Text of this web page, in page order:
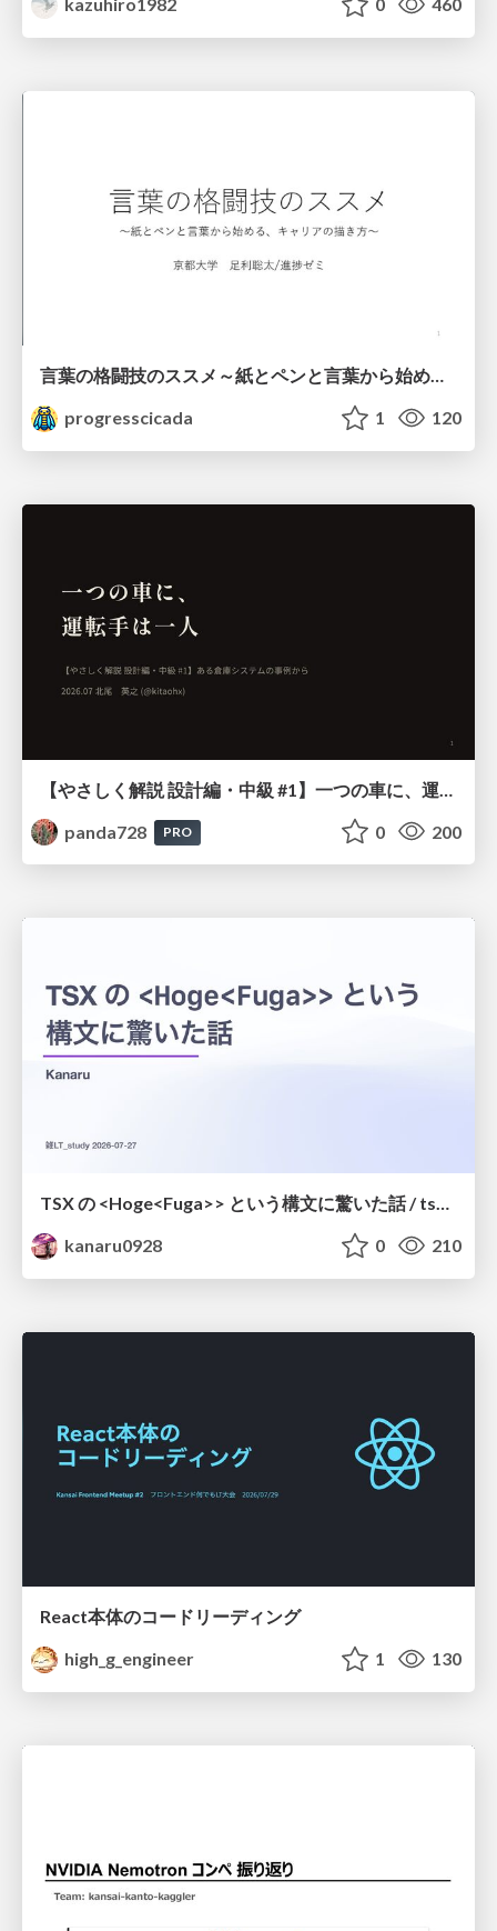
言葉の格闘技のススメ～紙とペンと言葉から始める、キャリアの描き方～
progresscicada
1 120
panda728
PRO 0 200
TSX の <Hoge<Fuga>> という構文に驚いた話 / tsx-type-argument-syntax
kanaru0928
0 210
React本体のコードリーディング
high_g_engineer
1 130